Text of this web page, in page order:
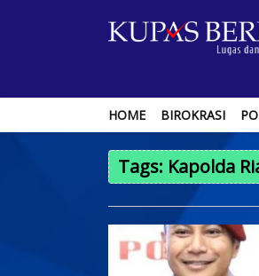
HOME BIROKRASI
Tags: Kapolda